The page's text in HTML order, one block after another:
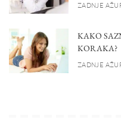
ZADNJE
KAKO
KORAKA?
ZADNJE